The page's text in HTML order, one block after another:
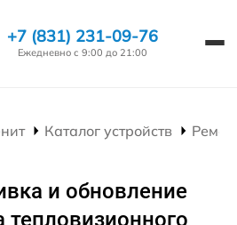
+7 (831) 231-09-76
Ежедневно с 9:00 до 21:00
Каталог устройств
и обновление
тепловизионного